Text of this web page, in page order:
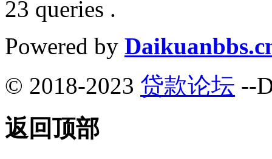
23 queries .
Powered by
© 2018-2023 贷款论坛 --
返回顶部